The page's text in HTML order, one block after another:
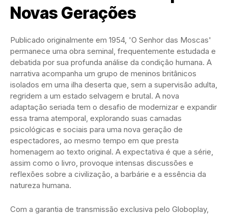
Novas Gerações
Publicado originalmente em 1954, 'O Senhor das Moscas'
permanece uma obra seminal, frequentemente estudada e
debatida por sua profunda análise da condição humana. A
narrativa acompanha um grupo de meninos britânicos
isolados em uma ilha deserta que, sem a supervisão adulta,
regridem a um estado selvagem e brutal. A nova
adaptação seriada tem o desafio de modernizar e expandir
essa trama atemporal, explorando suas camadas
psicológicas e sociais para uma nova geração de
espectadores, ao mesmo tempo em que presta
homenagem ao texto original. A expectativa é que a série,
assim como o livro, provoque intensas discussões e
reflexões sobre a civilização, a barbárie e a essência da
natureza humana.
Com a garantia de transmissão exclusiva pelo Globoplay,